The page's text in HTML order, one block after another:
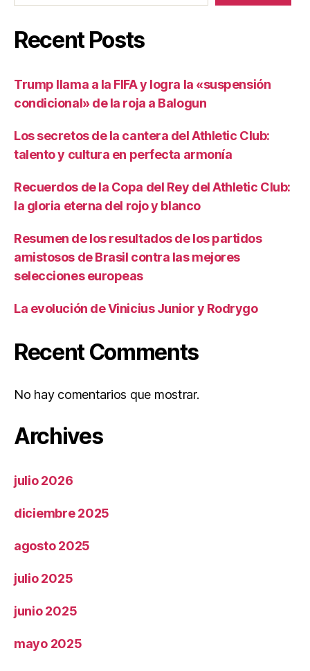
Recent Posts
Trump llama a la FIFA y logra la «suspensión
condicional» de la roja a Balogun
Los secretos de la cantera del Athletic Club:
talento y cultura en perfecta armonía
Recuerdos de la Copa del Rey del Athletic Club:
la gloria eterna del rojo y blanco
Resumen de los resultados de los partidos
amistosos de Brasil contra las mejores
selecciones europeas
La evolución de Vinicius Junior y Rodrygo
Recent Comments
No hay comentarios que mostrar.
Archives
julio 2026
diciembre 2025
agosto 2025
julio 2025
junio 2025
mayo 2025